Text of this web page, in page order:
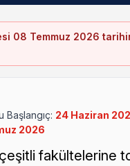
08 Temmuz 2026
Başlangıç: 24 Haziran
2026
fakültelerine